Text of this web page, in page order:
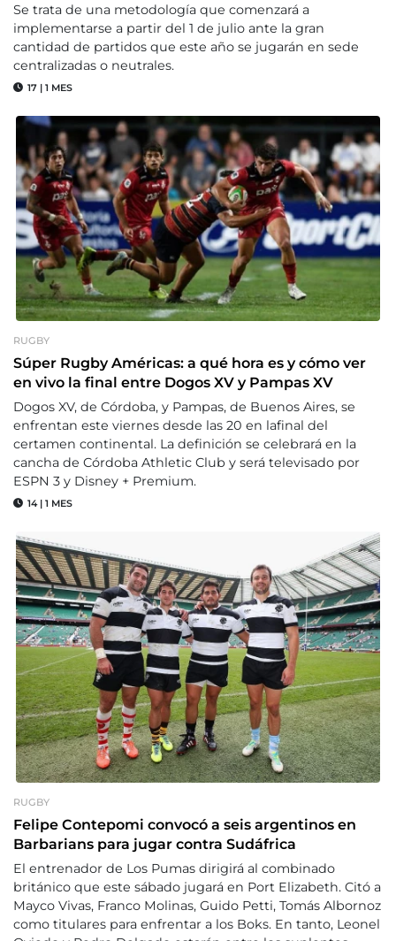
Se trata de una metodología que comenzará a
implementarse a partir del 1 de julio ante la gran
cantidad de partidos que este año se jugarán en sede
centralizadas o neutrales.
17 | 1 MES
RUGBY
Súper Rugby Américas: a qué hora es y cómo ver
en vivo la final entre Dogos XV y Pampas XV
Dogos XV, de Córdoba, y Pampas, de Buenos Aires, se
enfrentan este viernes desde las 20 en lafinal del
certamen continental. La definición se celebrará en la
cancha de Córdoba Athletic Club y será televisado por
ESPN 3 y Disney + Premium.
14| 1 MES
RUGBY
Felipe Contepomi convocó a seis argentinos en
Barbarians para jugar contra Sudáfrica
El entrenador de Los Pumas dirigirá al combinado
británico que este sábado jugará en Port Elizabeth. Citó a
Mayco Vivas, Franco Molinas, Guido Petti, Tomás Albornoz
como titulares para enfrentar a los Boks. En tanto, Leonel